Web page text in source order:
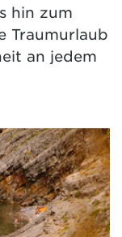
hin zum
Traumurlaub
an jedem